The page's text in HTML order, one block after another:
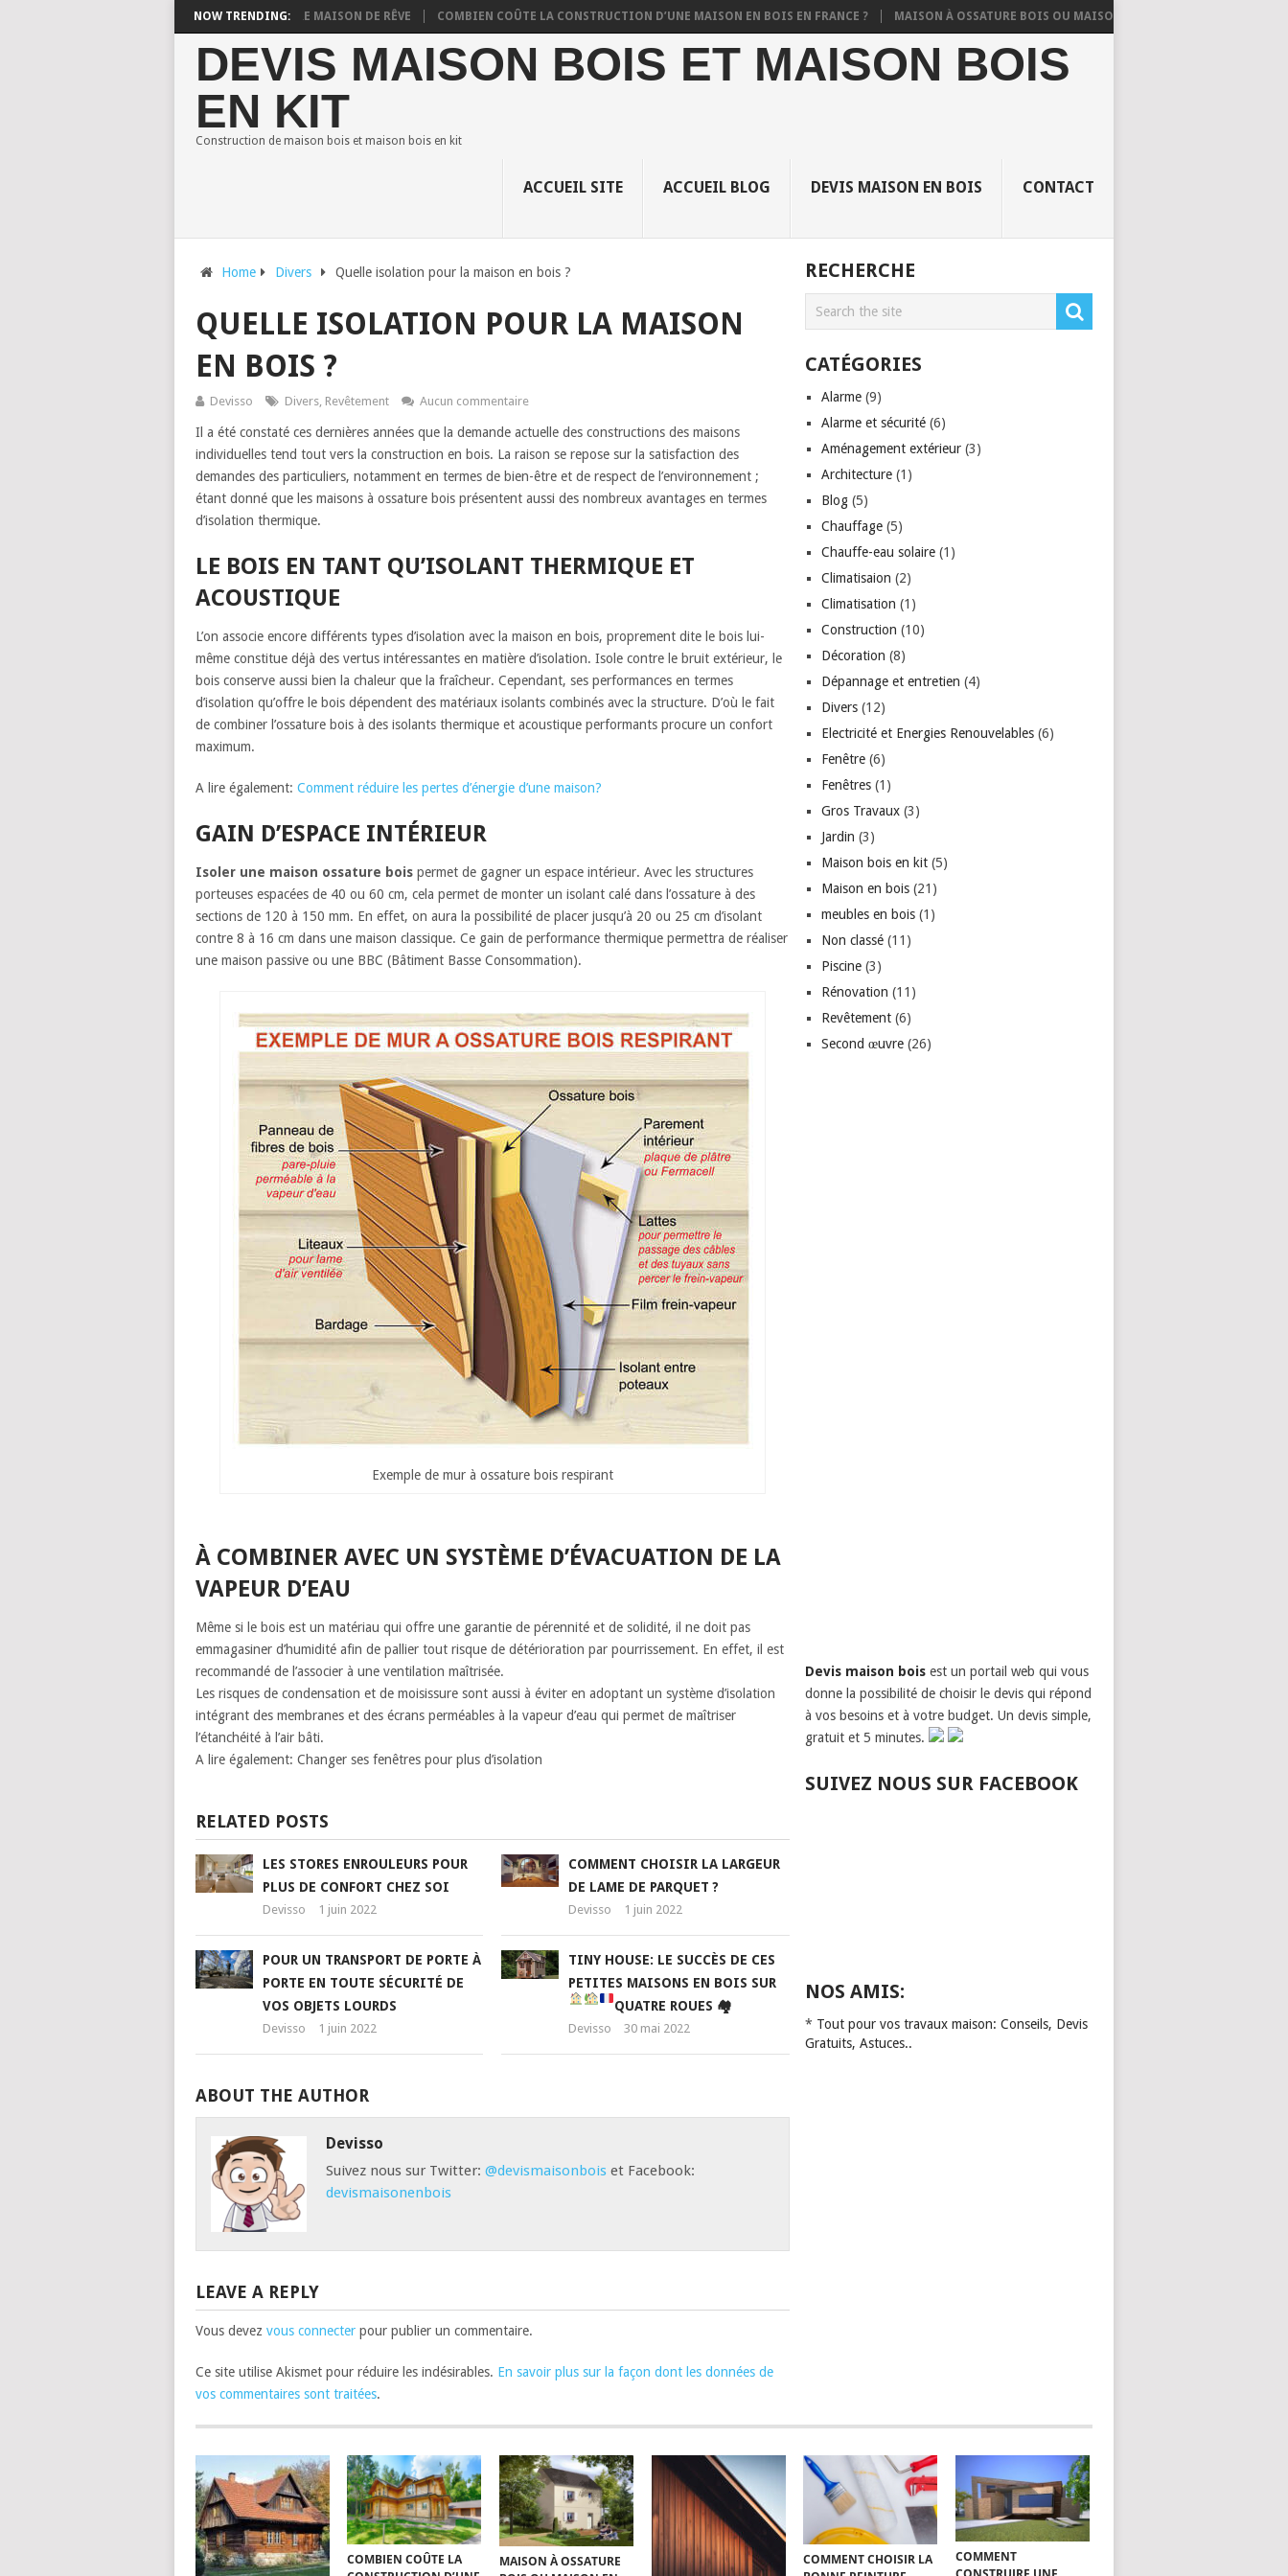
NOW TRENDING:
EN BOIS : STYLES POUR CONSTRUIRE VOTRE MAISON DE RÊVE COMBIEN COÛTE LA CONSTRUCTION D’UNE MAISON EN BOIS EN FRANCE ? MAISON À OSSATURE BOIS OU MAISON EN DUR TRADITIONNELLE ?
DEVIS MAISON BOIS ET MAISON BOIS
EN KIT
Construction de maison bois et maison bois en kit
ACCUEIL SITE ACCUEIL BLOG DEVIS MAISON EN BOIS CONTACT
Home Divers Quelle isolation pour la maison en bois ?
QUELLE ISOLATION POUR LA MAISON
EN BOIS ?
Devisso Divers, Revêtement Aucun commentaire
Il a été constaté ces dernières années que la demande actuelle des constructions des maisons
individuelles tend tout vers la construction en bois. La raison se repose sur la satisfaction des
demandes des particuliers, notamment en termes de bien-être et de respect de l’environnement ;
étant donné que les maisons à ossature bois présentent aussi des nombreux avantages en termes
d’isolation thermique.
LE BOIS EN TANT QU’ISOLANT THERMIQUE ET
ACOUSTIQUE
L’on associe encore différents types d’isolation avec la maison en bois, proprement dite le bois lui-
même constitue déjà des vertus intéressantes en matière d’isolation. Isole contre le bruit extérieur, le
bois conserve aussi bien la chaleur que la fraîcheur. Cependant, ses performances en termes
d’isolation qu’offre le bois dépendent des matériaux isolants combinés avec la structure. D’où le fait
de combiner l’ossature bois à des isolants thermique et acoustique performants procure un confort
maximum.
A lire également: Comment réduire les pertes d’énergie d’une maison?
GAIN D’ESPACE INTÉRIEUR
Isoler une maison ossature boispermet de gagner un espace intérieur. Avec les structures
porteuses espacées de 40 ou 60 cm, cela permet de monter un isolant calé dans l’ossature à des
sections de 120 à 150 mm. En effet, on aura la possibilité de placer jusqu’à 20 ou 25 cm d’isolant
contre 8 à 16 cm dans une maison classique. Ce gain de performance thermique permettra de réaliser
une maison passive ou une BBC (Bâtiment Basse Consommation).
Exemple de mur à ossature bois respirant
À COMBINER AVEC UN SYSTÈME D’ÉVACUATION DE LA
VAPEUR D’EAU
Même si le bois est un matériau qui offre une garantie de pérennité et de solidité, il ne doit pas
emmagasiner d’humidité afin de pallier tout risque de détérioration par pourrissement. En effet, il est
recommandé de l’associer à une ventilation maîtrisée.
Les risques de condensation et de moisissure sont aussi à éviter en adoptant un système d’isolation
intégrant des membranes et des écrans perméables à la vapeur d’eau qui permet de maîtriser
l’étanchéité à l’air bâti.
A lire également: Changer ses fenêtres pour plus d’isolation
RELATED POSTS
LES STORES ENROULEURS POUR
PLUS DE CONFORT CHEZ SOI
Devisso 1 juin 2022
COMMENT CHOISIR LA LARGEUR
DE LAME DE PARQUET ?
Devisso 1 juin 2022
POUR UN TRANSPORT DE PORTE À
PORTE EN TOUTE SÉCURITÉ DE
VOS OBJETS LOURDS
Devisso 1 juin 2022
TINY HOUSE: LE SUCCÈS DE CES
PETITES MAISONS EN BOIS SUR
QUATRE ROUES 🏘
Devisso 30 mai 2022
ABOUT THE AUTHOR
Devisso
Suivez nous sur Twitter: @devismaisonboiset Facebook:
devismaisonenbois
LEAVE A REPLY
Vous devez vous connecterpour publier un commentaire.
Ce site utilise Akismet pour réduire les indésirables. En savoir plus sur la façon dont les données de
vos commentaires sont traitées.
RECHERCHE
CATÉGORIES
Alarme (9)
Alarme et sécurité (6)
Aménagement extérieur (3)
Architecture (1)
Blog (5)
Chauffage (5)
Chauffe-eau solaire (1)
Climatisaion (2)
Climatisation (1)
Construction (10)
Décoration (8)
Dépannage et entretien (4)
Divers (12)
Electricité et Energies Renouvelables (6)
Fenêtre (6)
Fenêtres (1)
Gros Travaux (3)
Jardin (3)
Maison bois en kit (5)
Maison en bois (21)
meubles en bois (1)
Non classé (11)
Piscine (3)
Rénovation (11)
Revêtement (6)
Second œuvre (26)
Devis maison boisest un portail web qui vous
donne la possibilité de choisir le devis qui répond
à vos besoins et à votre budget. Un devis simple,
gratuit et 5 minutes.
SUIVEZ NOUS SUR FACEBOOK
NOS AMIS:
* Tout pour vos travaux maison: Conseils, Devis
Gratuits, Astuces..
COMBIEN COÛTE LA
MAISON À OSSATURE
COMMENT CHOISIR LA
COMMENT